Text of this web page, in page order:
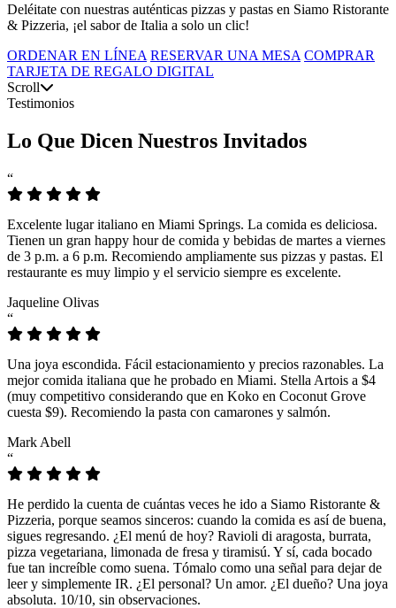
Deléitate con nuestras auténticas pizzas y pastas en Siamo Ristorante
& Pizzeria, ¡el sabor de Italia a solo un clic!
ORDENAR EN LÍNEA RESERVAR UNA MESA COMPRAR
TARJETA DE REGALO DIGITAL
Scroll
Testimonios
Lo Que Dicen Nuestros Invitados
“
Excelente lugar italiano en Miami Springs. La comida es deliciosa.
Tienen un gran happy hour de comida y bebidas de martes a viernes
de 3 p.m. a 6 p.m. Recomiendo ampliamente sus pizzas y pastas. El
restaurante es muy limpio y el servicio siempre es excelente.
Jaqueline Olivas
“
Una joya escondida. Fácil estacionamiento y precios razonables. La
mejor comida italiana que he probado en Miami. Stella Artois a $4
(muy competitivo considerando que en Koko en Coconut Grove
cuesta $9). Recomiendo la pasta con camarones y salmón.
Mark Abell
“
He perdido la cuenta de cuántas veces he ido a Siamo Ristorante &
Pizzeria, porque seamos sinceros: cuando la comida es así de buena,
sigues regresando. ¿El menú de hoy? Ravioli di aragosta, burrata,
pizza vegetariana, limonada de fresa y tiramisú. Y sí, cada bocado
fue tan increíble como suena. Tómalo como una señal para dejar de
leer y simplemente IR. ¿El personal? Un amor. ¿El dueño? Una joya
absoluta. 10/10, sin observaciones.